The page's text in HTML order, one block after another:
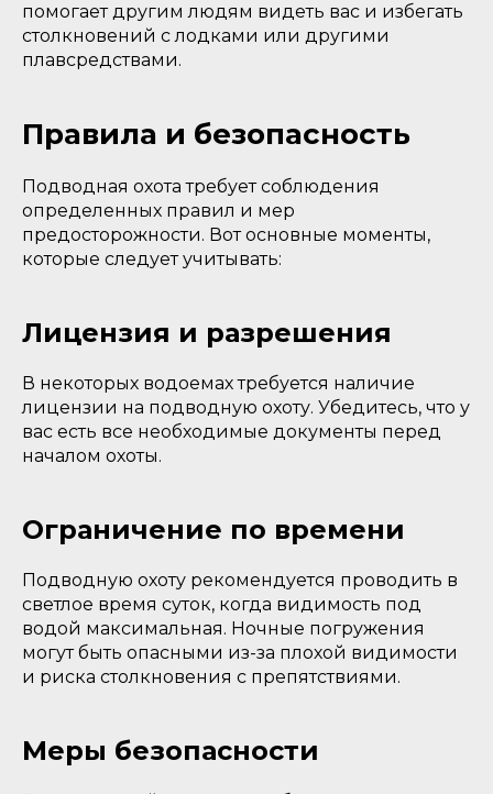
помогает другим людям видеть вас и избегать
столкновений с лодками или другими
плавсредствами.
Правила и безопасность
Подводная охота требует соблюдения
определенных правил и мер
предосторожности. Вот основные моменты,
которые следует учитывать:
Лицензия и разрешения
В некоторых водоемах требуется наличие
лицензии на подводную охоту. Убедитесь, что у
вас есть все необходимые документы перед
началом охоты.
Ограничение по времени
Подводную охоту рекомендуется проводить в
светлое время суток, когда видимость под
водой максимальная. Ночные погружения
могут быть опасными из-за плохой видимости
и риска столкновения с препятствиями.
Меры безопасности